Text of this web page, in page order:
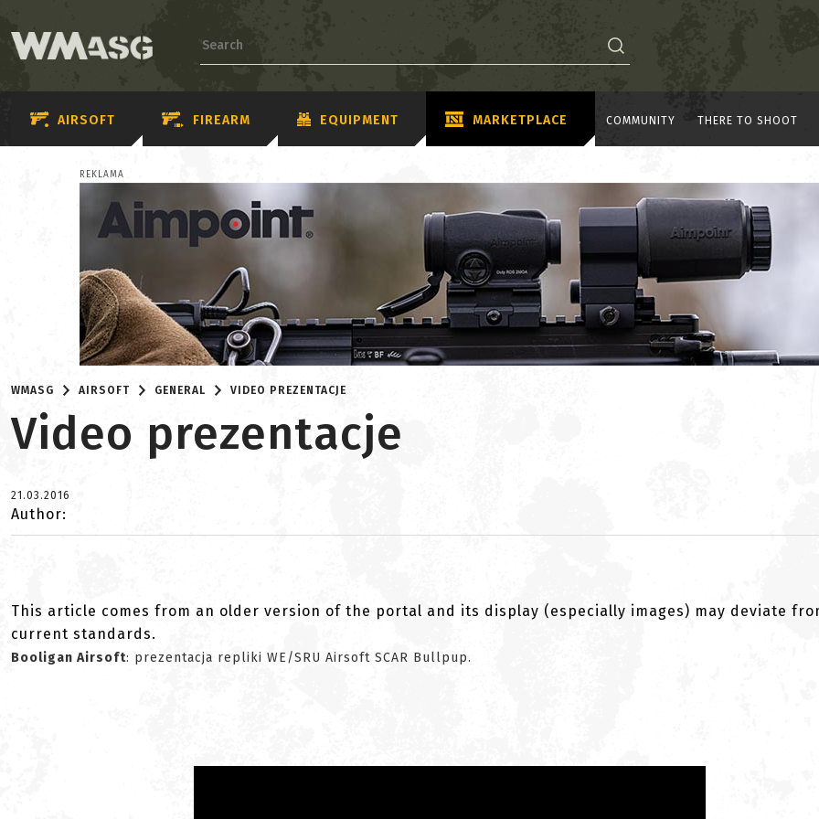
AIRSOFT FIREARM EQUIPMENT MARKETPLACE COMMUNITY THERE TO SHOOT
REKLAMA
WMASG AIRSOFT GENERAL VIDEO PREZENTACJE
Video prezentacje
21.03.2016
Author:
This article comes from an older version of the portal and its display (especially images) may deviate
current standards.
Booligan Airsoft: prezentacja repliki WE/SRU Airsoft SCAR Bullpup.